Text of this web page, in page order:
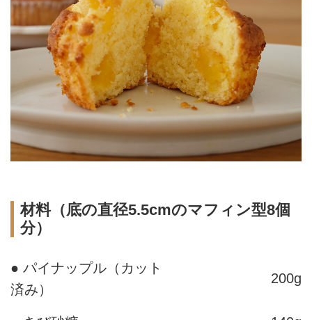
材料（底の直径5.5cmのマフィン型8個
分）
● パイナップル（カット
済み）
200g